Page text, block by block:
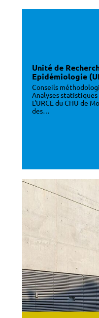
Unité de
Epidémiologie
Conseils
Analyses
L'URCE du CHU de
des…